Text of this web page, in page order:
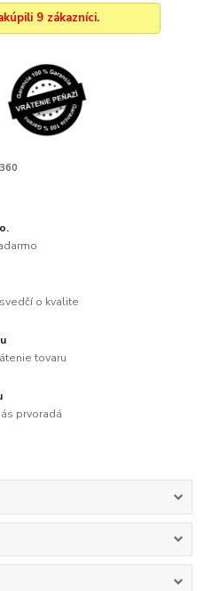
9 zákazníci.
o kvalite
tovaru
prvoradá